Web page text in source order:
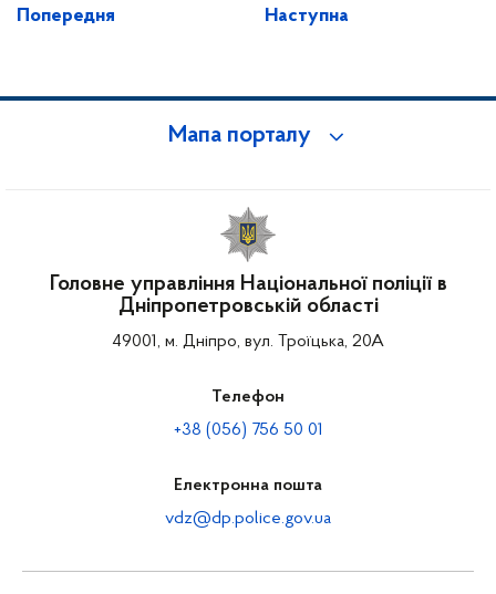
Попередня Наступна
Мапа порталу
Головне управління Національної поліції в
Дніпропетровській області
49001, м. Дніпро, вул. Троїцька, 20А
Телефон
+38 (056) 756 50 01
Електронна пошта
vdz@dp.police.gov.ua